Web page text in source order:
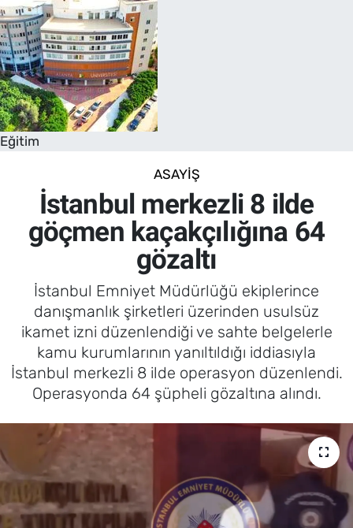
Eğitim
ASAYIŞ
İstanbul merkezli 8 ilde
göçmen kaçakçılığına 64
gözaltı
İstanbul Emniyet Müdürlüğü ekiplerince
danışmanlık şirketleri üzerinden usulsüz
ikamet izni düzenlendiği ve sahte belgelerle
kamu kurumlarının yanıltıldığı iddiasıyla
İstanbul merkezli 8 ilde operasyon düzenlendi.
Operasyonda 64 şüpheli gözaltına alındı.